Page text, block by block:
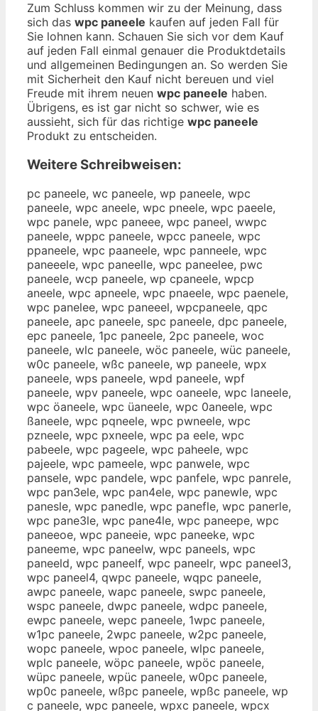
Zum Schluss kommen wir zu der Meinung, dass
sich das wpc paneele kaufen auf jeden Fall für
Sie lohnen kann. Schauen Sie sich vor dem Kauf
auf jeden Fall einmal genauer die Produktdetails
und allgemeinen Bedingungen an. So werden Sie
mit Sicherheit den Kauf nicht bereuen und viel
Freude mit ihrem neuen wpc paneele haben.
Übrigens, es ist gar nicht so schwer, wie es
aussieht, sich für das richtige wpc paneele
Produkt zu entscheiden.
Weitere Schreibweisen:
pc paneele, wc paneele, wp paneele, wpc
paneele, wpc aneele, wpc pneele, wpc paeele,
wpc panele, wpc paneee, wpc paneel, wwpc
paneele, wppc paneele, wpcc paneele, wpc
ppaneele, wpc paaneele, wpc panneele, wpc
paneeele, wpc paneelle, wpc paneelee, pwc
paneele, wcp paneele, wp cpaneele, wpcp
aneele, wpc apneele, wpc pnaeele, wpc paenele,
wpc panelee, wpc paneeel, wpcpaneele, qpc
paneele, apc paneele, spc paneele, dpc paneele,
epc paneele, 1pc paneele, 2pc paneele, woc
paneele, wlc paneele, wöc paneele, wüc paneele,
w0c paneele, wßc paneele, wp paneele, wpx
paneele, wps paneele, wpd paneele, wpf
paneele, wpv paneele, wpc oaneele, wpc laneele,
wpc öaneele, wpc üaneele, wpc 0aneele, wpc
ßaneele, wpc pqneele, wpc pwneele, wpc
pzneele, wpc pxneele, wpc pa eele, wpc
pabeele, wpc pageele, wpc paheele, wpc
pajeele, wpc pameele, wpc panwele, wpc
pansele, wpc pandele, wpc panfele, wpc panrele,
wpc pan3ele, wpc pan4ele, wpc panewle, wpc
panesle, wpc panedle, wpc panefle, wpc panerle,
wpc pane3le, wpc pane4le, wpc paneepe, wpc
paneeoe, wpc paneeie, wpc paneeke, wpc
paneeme, wpc paneelw, wpc paneels, wpc
paneeld, wpc paneelf, wpc paneelr, wpc paneel3,
wpc paneel4, qwpc paneele, wqpc paneele,
awpc paneele, wapc paneele, swpc paneele,
wspc paneele, dwpc paneele, wdpc paneele,
ewpc paneele, wepc paneele, 1wpc paneele,
w1pc paneele, 2wpc paneele, w2pc paneele,
wopc paneele, wpoc paneele, wlpc paneele,
wplc paneele, wöpc paneele, wpöc paneele,
wüpc paneele, wpüc paneele, w0pc paneele,
wp0c paneele, wßpc paneele, wpßc paneele, wp
c paneele, wpc paneele, wpxc paneele, wpcx